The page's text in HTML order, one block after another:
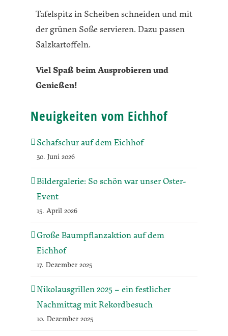
Tafelspitz in Scheiben schneiden und mit
der grünen Soße servieren. Dazu passen
Salzkartoffeln.
Viel Spaß beim Ausprobieren und
Genießen!
Neuigkeiten vom Eichhof
Schafschur auf dem Eichhof
30. Juni 2026
Bildergalerie: So schön war unser Oster-
Event
15. April 2026
Große Baumpflanzaktion auf dem
Eichhof
17. Dezember 2025
Nikolausgrillen 2025 – ein festlicher
Nachmittag mit Rekordbesuch
10. Dezember 2025